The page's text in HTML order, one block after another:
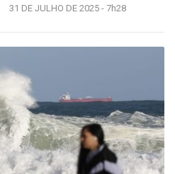
31 DE JULHO DE 2025 - 7h28